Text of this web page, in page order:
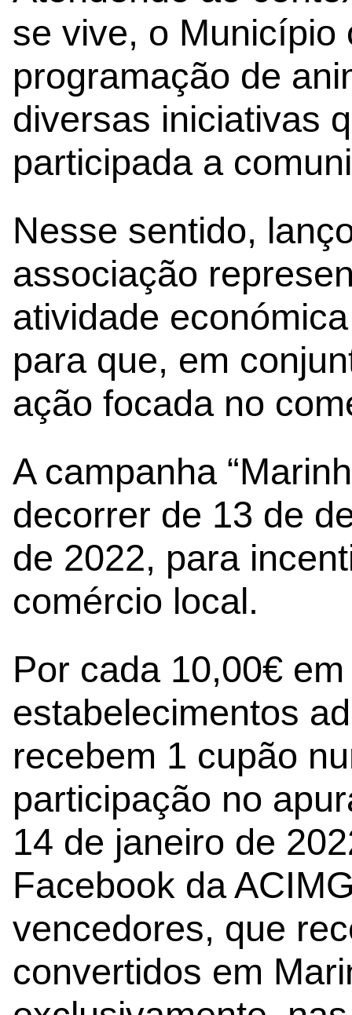
se vive, o Município
programação de
diversas iniciativas
participada a
Nesse sentido,
associação
atividade
para que, em
ação focada no
A campanha
decorrer de 13 de
de 2022, para
comércio local.
Por cada 10,00€
estabelecimentos
recebem 1 cupão
participação no
14 de janeiro de
Facebook da
vencedores, que
convertidos em